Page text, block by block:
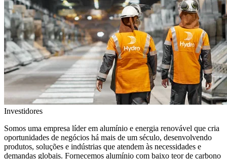
Investidores
Somos uma empresa líder em alumínio e energia renovável que cria
oportunidades de negócios há mais de um século, desenvolvendo
produtos, soluções e indústrias que atendem às necessidades e
demandas globais. Fornecemos alumínio com baixo teor de carbono